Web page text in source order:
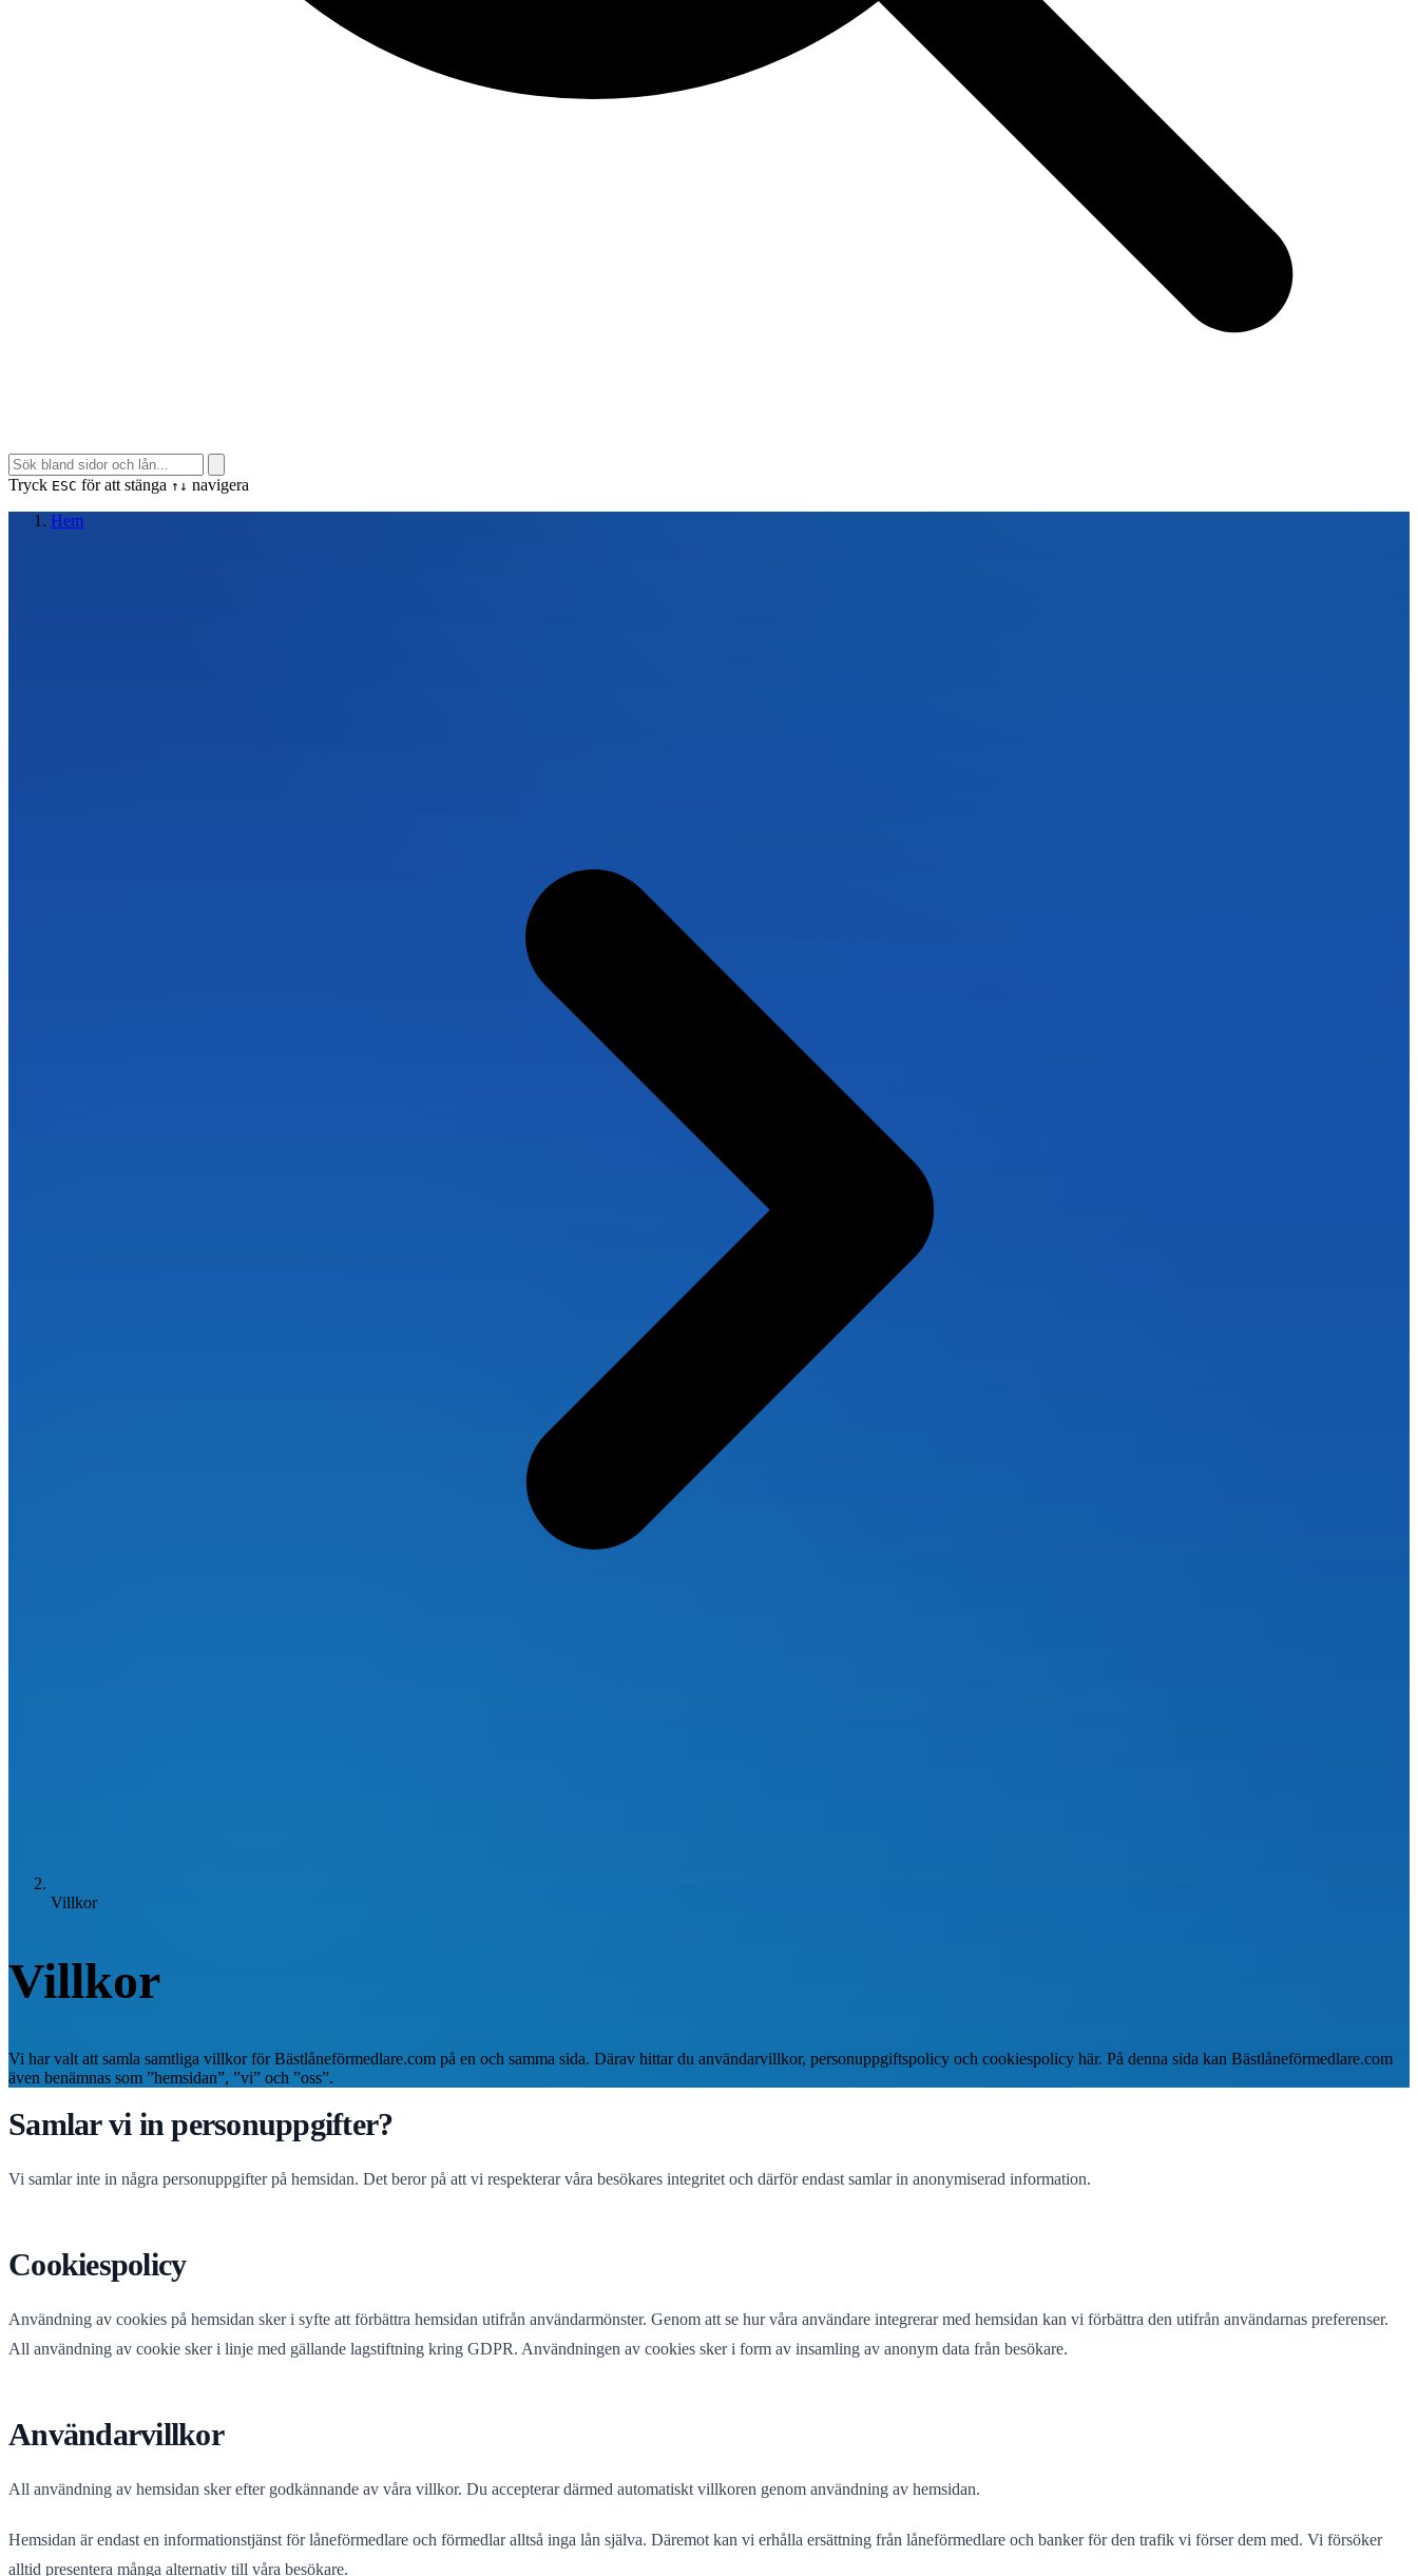
Tryck ESC för att stänga ↑↓ navigera
Hem
Villkor
Villkor
Vi har valt att samla samtliga villkor för Bästlåneförmedlare.com på en och samma sida. Därav hittar du användarvillkor, personuppgiftspolicy och cookiespolicy här. På denna sida kan Bästlåneförmedlare.com
även benämnas som ”hemsidan”, ”vi” och ”oss”.
Samlar vi in personuppgifter?
Vi samlar inte in några personuppgifter på hemsidan. Det beror på att vi respekterar våra besökares integritet och därför endast samlar in anonymiserad information.
Cookiespolicy
Användning av cookies på hemsidan sker i syfte att förbättra hemsidan utifrån användarmönster. Genom att se hur våra användare integrerar med hemsidan kan vi förbättra den utifrån användarnas preferenser.
All användning av cookie sker i linje med gällande lagstiftning kring GDPR. Användningen av cookies sker i form av insamling av anonym data från besökare.
Användarvillkor
All användning av hemsidan sker efter godkännande av våra villkor. Du accepterar därmed automatiskt villkoren genom användning av hemsidan.
Hemsidan är endast en informationstjänst för låneförmedlare och förmedlar alltså inga lån själva. Däremot kan vi erhålla ersättning från låneförmedlare och banker för den trafik vi förser dem med. Vi försöker
alltid presentera många alternativ till våra besökare.